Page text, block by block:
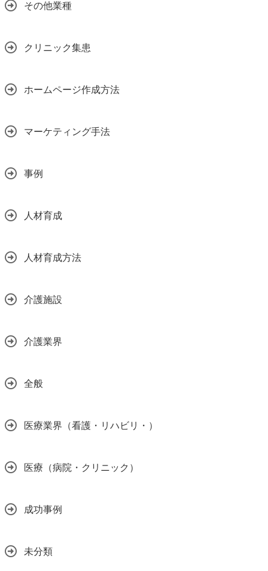
その他業種
クリニック集患
ホームページ作成方法
マーケティング手法
事例
人材育成
人材育成方法
介護施設
介護業界
全般
医療業界（看護・リハビリ・）
医療（病院・クリニック）
成功事例
未分類